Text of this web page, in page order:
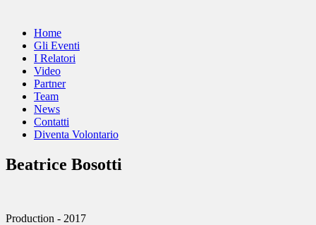
Home
Gli Eventi
I Relatori
Video
Partner
Team
News
Contatti
Diventa Volontario
Beatrice Bosotti
Production - 2017